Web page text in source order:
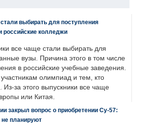
выбирать для поступления
российские колледжи
все чаще стали выбирать для
вузы. Причина этого в том числе
в российские учебные заведения.
олимпиад и тем, кто
Из-за этого выпускники все чаще
или Китая.
закрыл вопрос о приобретении Су-57:
не планируют